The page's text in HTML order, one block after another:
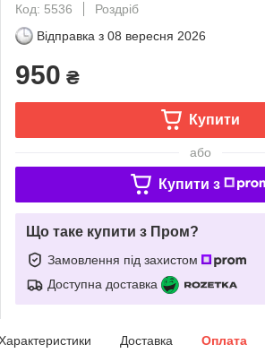
Код: 5536
Роздріб
Відправка з 08 вересня 2026
950 ₴
Купити
або
Купити з
Що таке купити з Пром?
Замовлення під захистом
Доступна доставка
Доставка Оплата